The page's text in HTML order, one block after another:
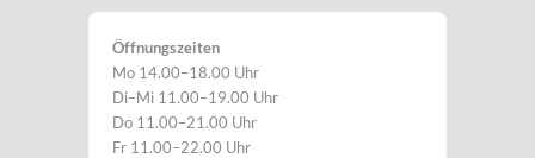
Öffnungszeiten
Mo 14.00–18.00 Uhr
Di–Mi 11.00–19.00 Uhr
Do 11.00–21.00 Uhr
Fr 11.00–22.00 Uhr